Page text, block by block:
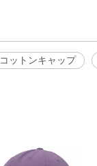
コットンキャップ